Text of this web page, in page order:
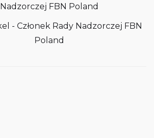
Nadzorczej FBN Poland
- Członek Rady Nadzorczej FBN
Poland